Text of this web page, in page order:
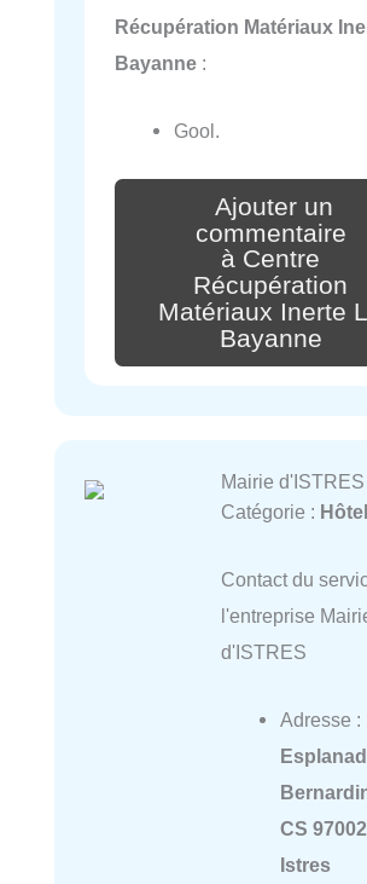
Récupération Matériaux
Bayanne :
Gool.
Ajouter un
commentaire
à Centre
Récupération
Matériaux Inerte
Bayanne
Mairie d'ISTRES
Catégorie :
Contact du
l'entreprise
d'ISTRES
Adresse :
CS
Istres